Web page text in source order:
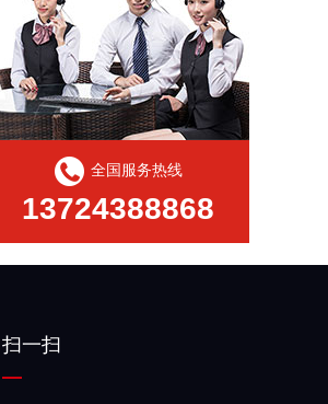
全国服务热线
13724388868
扫一扫